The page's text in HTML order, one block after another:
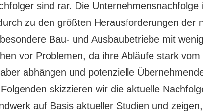
sind rar. Die Unternehmensnachfolge
zu den größten Herausforderungen der
Bau- und Ausbaubetriebe mit
vor Problemen, da ihre Abläufe stark
abhängen und potenzielle
skizzieren wir die aktuelle
auf Basis aktueller Studien und